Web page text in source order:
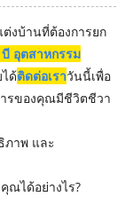
งบ้านที่ต้องการยก
อุตสาหกรรม
ด้ติดต่อเราวันนี้เพื่อ
ารของคุณมีชีวิตชีวา
ภาพ และ
ณได้อย่างไร?